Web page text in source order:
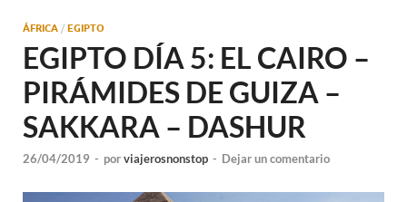
ÁFRICA / EGIPTO
EGIPTO DÍA 5: EL CAIRO –
PIRÁMIDES DE GUIZA –
SAKKARA – DASHUR
26/04/2019 - porviajerosnonstop - Dejar un comentario